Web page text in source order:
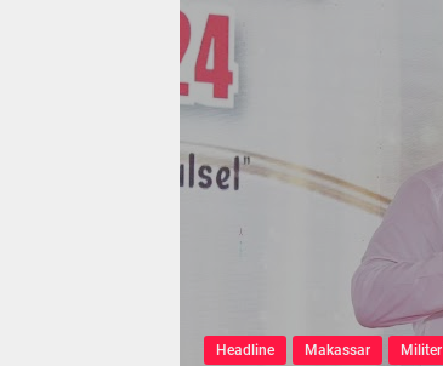
Headline Makassar Militer